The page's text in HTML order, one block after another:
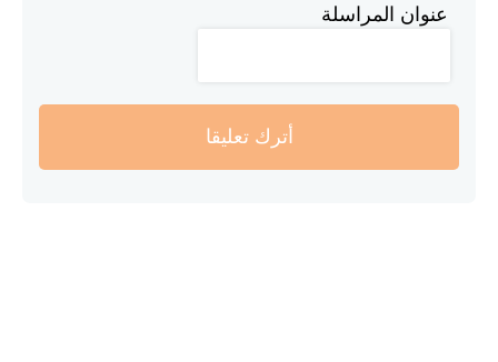
عنوان المراسلة
أترك تعليقا